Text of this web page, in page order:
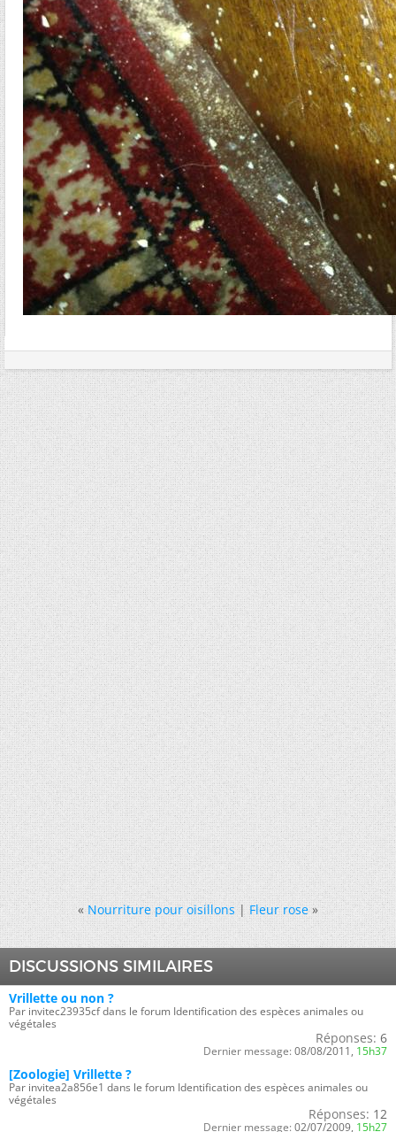
« Nourriture pour oisillons|Fleur rose »
DISCUSSIONS SIMILAIRES
Vrillette ou non ?
Par invitec23935cf dans le forum Identification des espèces animales ou
végétales
Réponses: 6
Dernier message: 08/08/2011, 15h37
[Zoologie] Vrillette ?
Par invitea2a856e1 dans le forum Identification des espèces animales ou
végétales
Réponses: 12
Dernier message: 02/07/2009, 15h27